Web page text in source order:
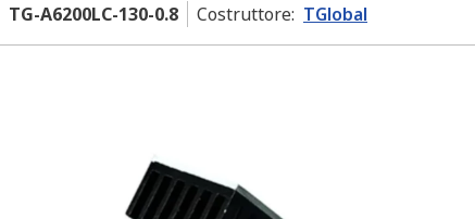
TG-A6200LC-130-0.8 Costruttore: TGlobal